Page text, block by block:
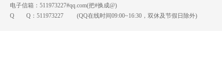
电子信箱：511973227#qq.com(把#换成@)
Q Q： 511973227 (QQ在线时间09:00~16:30，双休及节假日除外)